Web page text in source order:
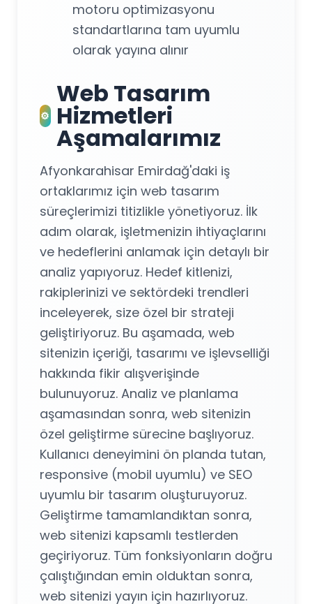
motoru optimizasyonu
standartlarına tam uyumlu
olarak yayına alınır
⚙️
Web Tasarım
Hizmetleri
Aşamalarımız
Afyonkarahisar Emirdağ'daki iş
ortaklarımız için web tasarım
süreçlerimizi titizlikle yönetiyoruz. İlk
adım olarak, işletmenizin ihtiyaçlarını
ve hedeflerini anlamak için detaylı bir
analiz yapıyoruz. Hedef kitlenizi,
rakiplerinizi ve sektördeki trendleri
inceleyerek, size özel bir strateji
geliştiriyoruz. Bu aşamada, web
sitenizin içeriği, tasarımı ve işlevselliği
hakkında fikir alışverişinde
bulunuyoruz. Analiz ve planlama
aşamasından sonra, web sitenizin
özel geliştirme sürecine başlıyoruz.
Kullanıcı deneyimini ön planda tutan,
responsive (mobil uyumlu) ve SEO
uyumlu bir tasarım oluşturuyoruz.
Geliştirme tamamlandıktan sonra,
web sitenizi kapsamlı testlerden
geçiriyoruz. Tüm fonksiyonların doğru
çalıştığından emin olduktan sonra,
web sitenizi yayın için hazırlıyoruz.